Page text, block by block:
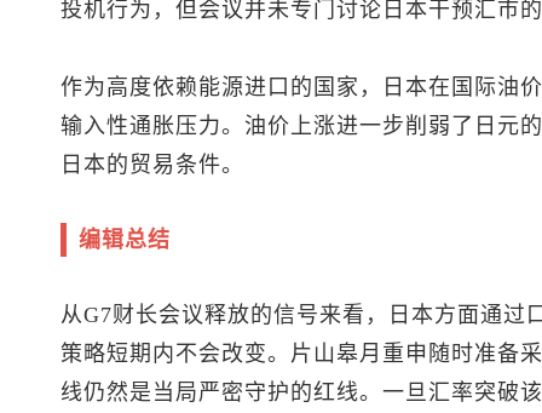
投机行为，但会议并未专门讨论日本干预汇市
作为高度依赖能源进口的国家，日本在国际油
输入性通胀压力。油价上涨进一步削弱了日元
日本的贸易条件。
编辑总结
从G7财长会议释放的信号来看，日本方面通过
策略短期内不会改变。片山皋月重申随时准备
线仍然是当局严密守护的红线。一旦汇率突破